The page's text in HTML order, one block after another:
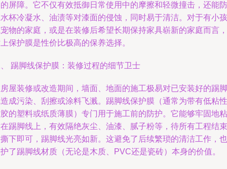
屏障。它不仅有效抵御日常使用中的摩擦和轻微撞击，还能防
杯冷凝水、油渍等对漆面的侵蚀，同时易于清洁。对于有小孩
物的家庭，或是在装修后希望长期保持家具崭新的家庭而言，
保护膜是性价比极高的保养选择。
踢脚线保护膜：装修过程的细节卫士
屋装修或改造期间，墙面、地面的施工极易对已安装好的踢脚
成污染、刮擦或涂料飞溅。踢脚线保护膜（通常为带有低粘性
的塑料或纸质薄膜）专门用于施工前的防护。它能够牢固地粘
踢脚线上，有效隔绝灰尘、油漆、腻子粉等，待所有工程结束
下即可，踢脚线光亮如新。这避免了后续繁琐的清洁工作，也
了踢脚线材质（无论是木质、PVC还是瓷砖）本身的价值。